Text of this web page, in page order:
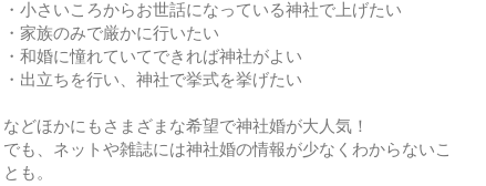
・小さいころからお世話になっている神社で上げたい
・家族のみで厳かに行いたい
・和婚に憧れていてできれば神社がよい
・出立ちを行い、神社で挙式を挙げたい
などほかにもさまざまな希望で神社婚が大人気！
でも、ネットや雑誌には神社婚の情報が少なくわからないこ
とも。